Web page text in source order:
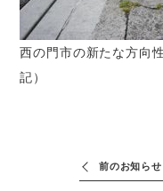
西の門市の新たな方向
記）
前のお知らせ